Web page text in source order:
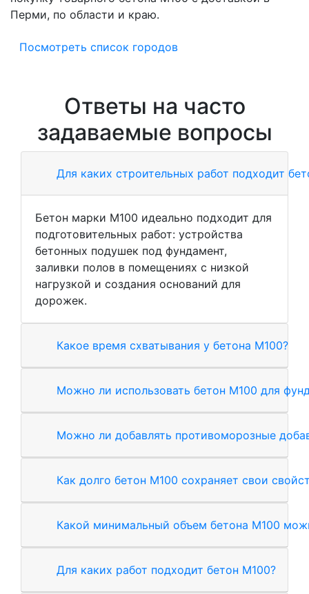
Перми, по области и краю.
Посмотреть список городов
Ответы на часто
задаваемые вопросы
Для каких строительных работ подходит
Бетон марки М100 идеально подходит для
подготовительных работ: устройства
бетонных подушек под фундамент,
заливки полов в помещениях с низкой
нагрузкой и создания оснований для
дорожек.
Какое время схватывания у бетона М100?
Можно ли использовать бетон М100 для
Можно ли добавлять противоморозные
Как долго бетон М100 сохраняет свои
Какой минимальный объем бетона М100
Для каких работ подходит бетон М100?